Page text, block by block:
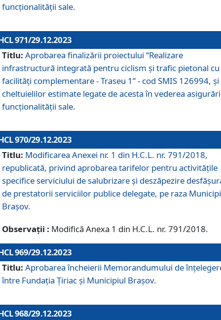
funcționalității sale.
971/29.12.2023
Titlu: Aprobarea finalizării proiectului “Realizare
infrastructură integrată pentru ciclism şi trafic pietonal cu
facilităţi complementare - Traseu 1” - cod SMIS 126994, și
cheltuielilor estimate legate de acesta în vederea
funcționalității sale.
970/29.12.2023
Titlu: Modificarea Anexei nr. 1 din H.C.L. nr. 791/2018,
republicată, privind aprobarea tarifelor pentru activitățile
specifice serviciului de salubrizare și deszăpezire
de prestatorii serviciilor publice delegate, pe raza
Brașov.
Observații : Modifică Anexa 1 din H.C.L. nr. 791/2018.
969/29.12.2023
Titlu: Aprobarea încheierii Memorandumului de
între Fundația Țiriac și Municipiul Brașov.
968/29.12.2023